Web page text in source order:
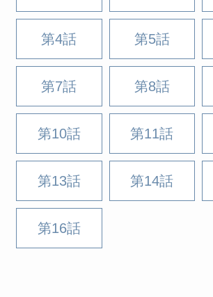
第4話 第5話
第7話 第8話
第10話 第11話
第13話 第14話
第16話